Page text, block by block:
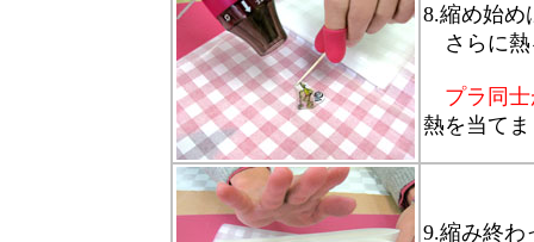
8.縮め始め
さらに熱
プラ同士
熱を当て
9.縮み終わ